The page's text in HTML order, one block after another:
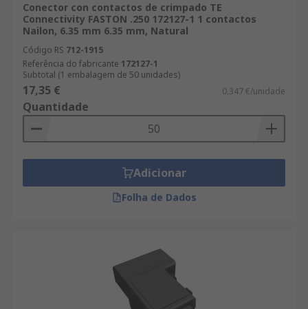
Conector con contactos de crimpado TE
Connectivity FASTON .250 172127-1 1 contactos
Nailon, 6.35 mm 6.35 mm, Natural
Código RS 712-1915
Referência do fabricante 172127-1
Subtotal (1 embalagem de 50 unidades)
17,35 € 0,347 €/unidade
Quantidade
Adicionar
Folha de Dados